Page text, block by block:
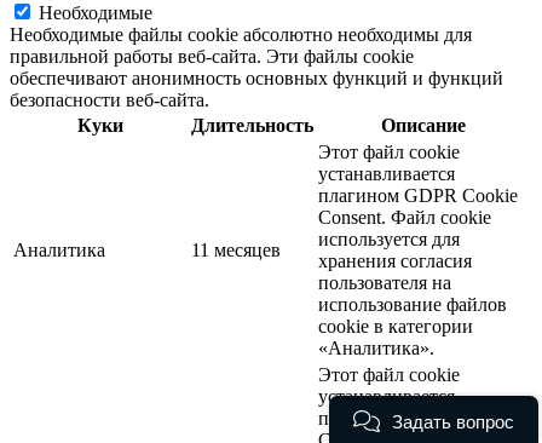
Необходимые
Необходимые файлы cookie абсолютно необходимы для
правильной работы веб-сайта. Эти файлы cookie
обеспечивают анонимность основных функций и функций
безопасности веб-сайта.
Куки
Длительность Описание
Аналитика 11 месяцев
Этот файл cookie
устанавливается
плагином GDPR Cookie
Consent. Файл cookie
используется для
хранения согласия
пользователя на
использование файлов
cookie в категории
«Аналитика».
Этот файл cookie
устанавливается
плагином GDPR Cookie
Задать вопрос